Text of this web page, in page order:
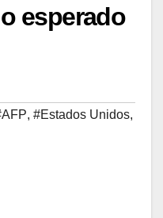
esperado
, #Estados Unidos,